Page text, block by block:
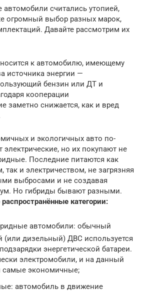
автомобили считались утопией,
огромный выбор разных марок,
Давайте рассмотрим их
к автомобилю, имеющему
источника энергии —
бензин или ДТ и
кооперации
заметно снижается, как и вред
и экологичных авто по-
но их покупают не
Последние питаются как
и электричеством, не загрязняя
выбросами и не создавая
Но гибриды бывают разными.
категории:
автомобили: обычный
(или дизельный) ДВС используется
энергетической батареи.
электромобили, и на данный
самые экономичные;
автомобиль в движение